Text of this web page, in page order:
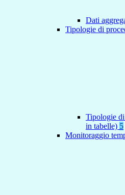
Dati
Tipologie di
Tipologie
in tabelle) 5
Monitoraggio